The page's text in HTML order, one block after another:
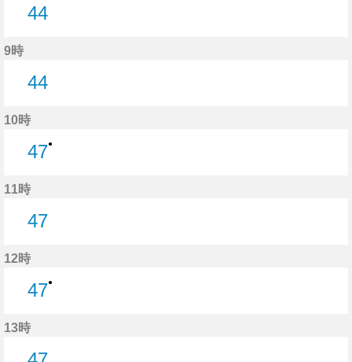
44
9時
44
10時
47●
11時
47
12時
47●
13時